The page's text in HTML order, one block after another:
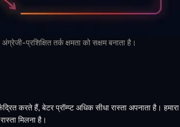
प्रशिक्षित तर्क क्षमता को सक्षम बनाता है।
करते हैं, बेटर प्रॉम्प्ट अधिक सीधा रास्ता अपनाता है। हमारा
मिलना है।